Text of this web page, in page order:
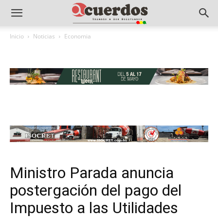
Inicio Noticias Economia
Ministro Parada anuncia
postergación del pago del
Impuesto a las Utilidades